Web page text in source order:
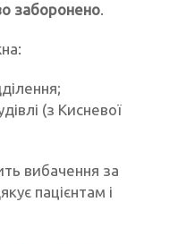
заборонено.
(з Кисневої
вибачення за
пацієнтам і